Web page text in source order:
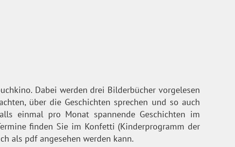
Dabei werden drei Bilderbücher vorgelesen
über die Geschichten sprechen und so auch
einmal pro Monat spannende Geschichten im
finden Sie im Konfetti (Kinderprogramm der
als pdf angesehen werden kann.